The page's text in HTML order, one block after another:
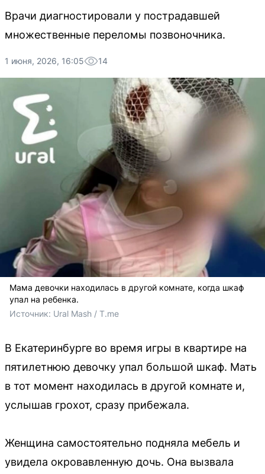
Врачи диагностировали у пострадавшей
множественные переломы позвоночника.
1 июня, 2026, 16:05 14
Мама девочки находилась в другой комнате, когда шкаф
упал на ребенка.
Источник: Ural Mash / T.me
В Екатеринбурге во время игры в квартире на
пятилетнюю девочку упал большой шкаф. Мать
в тот момент находилась в другой комнате и,
услышав грохот, сразу прибежала.
Женщина самостоятельно подняла мебель и
увидела окровавленную дочь. Она вызвала